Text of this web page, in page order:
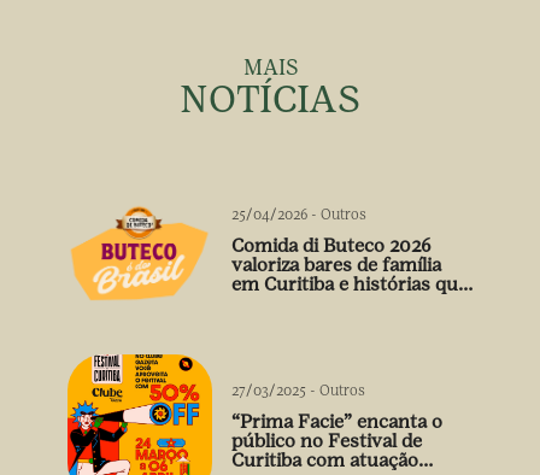
MAIS
NOTÍCIAS
25/04/2026 - Outros
Comida di Buteco 2026
valoriza bares de família
em Curitiba e histórias que
27/03/2025 - Outros
“Prima Facie” encanta o
público no Festival de
Curitiba com atuação